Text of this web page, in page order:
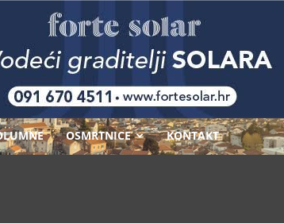
OSMRTNICE KONTAKT